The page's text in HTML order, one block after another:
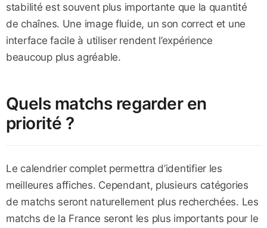
stabilité est souvent plus importante que la quantité
de chaînes. Une image fluide, un son correct et une
interface facile à utiliser rendent l’expérience
beaucoup plus agréable.
Quels matchs regarder en
priorité ?
Le calendrier complet permettra d’identifier les
meilleures affiches. Cependant, plusieurs catégories
de matchs seront naturellement plus recherchées. Les
matchs de la France seront les plus importants pour le